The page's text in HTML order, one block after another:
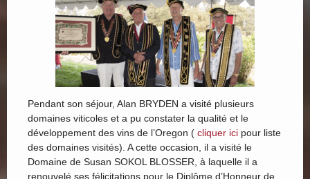
Pendant son séjour, Alan BRYDEN a visité plusieurs
domaines viticoles et a pu constater la qualité et le
développement des vins de l’Oregon ( cliquer ici pour liste
des domaines visités). A cette occasion, il a visité le
Domaine de Susan SOKOL BLOSSER, à laquelle il a
renouvelé ses félicitations pour le Diplôme d’Honneur de